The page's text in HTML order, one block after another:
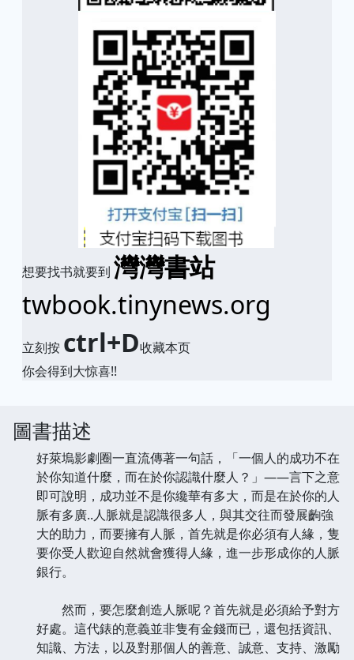
想要找书就要到 灣灣書站
twbook.tinynews.org
立刻按 ctrl+D收藏本页
你会得到大惊喜!!
圖書描述
好萊塢影劇圈一直流傳著一句話，「一個人的成功不在
於你知道什麼，而在於你認識什麼人？」――言下之意
即可說明，成功並不是你纔華有多大，而是在於你的人
脈有多廣..人脈就是認識很多人，與其交往而發展齣強
大的助力，而要擁有人脈，首先就是你必須有人緣，隻
要你受人歡迎自然就會獲得人緣，進一步形成你的人脈
銀行。
然而，要怎麼創造人脈呢？首先就是必須給予對方
好處。這代錶的意義並非隻有金錢而已，還包括資訊、
知識、方法，以及對那個人的善意、誠意、支持、激勵